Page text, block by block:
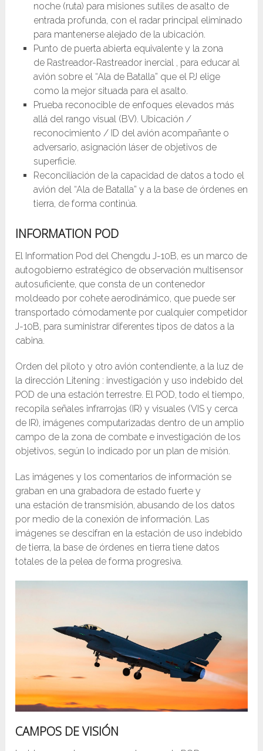
noche (ruta) para misiones sutiles de asalto de
entrada profunda, con el radar principal eliminado
para mantenerse alejado de la ubicación.
Punto de puerta abierta equivalente y la zona
de Rastreador-Rastreador inercial , para educar al
avión sobre el “Ala de Batalla” que el PJ elige
como la mejor situada para el asalto.
Prueba reconocible de enfoques elevados más
allá del rango visual (BV). Ubicación /
reconocimiento / ID del avión acompañante o
adversario, asignación láser de objetivos de
superficie.
Reconciliación de la capacidad de datos a todo el
avión del “Ala de Batalla” y a la base de órdenes en
tierra, de forma continúa.
INFORMATION POD
El Information Pod del Chengdu J-10B, es un marco de
autogobierno estratégico de observación multisensor
autosuficiente, que consta de un contenedor
moldeado por cohete aerodinámico, que puede ser
transportado cómodamente por cualquier competidor
J-10B, para suministrar diferentes tipos de datos a la
cabina.
Orden del piloto y otro avión contendiente, a la luz de
la dirección Litening : investigación y uso indebido del
POD de una estación terrestre. El POD, todo el tiempo,
recopila señales infrarrojas (IR) y visuales (VIS y cerca
de IR), imágenes computarizadas dentro de un amplio
campo de la zona de combate e investigación de los
objetivos, según lo indicado por un plan de misión.
Las imágenes y los comentarios de información se
graban en una grabadora de estado fuerte y
una estación de transmisión, abusando de los datos
por medio de la conexión de información. Las
imágenes se descifran en la estación de uso indebido
de tierra, la base de órdenes en tierra tiene datos
totales de la pelea de forma progresiva.
CAMPOS DE VISIÓN